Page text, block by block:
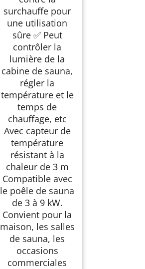
surchauffe pour
une utilisation
sûre ✅ Peut
contrôler la
lumière de la
cabine de sauna,
régler la
température et le
temps de
chauffage, etc
Avec capteur de
température
résistant à la
chaleur de 3 m
Compatible avec
le poêle de sauna
de 3 à 9 kW.
Convient pour la
maison, les salles
de sauna, les
occasions
commerciales